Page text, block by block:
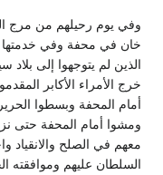
وفي يوم رحيلهم من مرج
خان في محفة وفي
الذين لم يتوجهوا إلى
خرج الأمراء الأكابر
أمام المحفة وبسطوا
ومشوا أمام المحفة حتى
معهم في الصلح والانقياد
السلطان عليهم وموافقته